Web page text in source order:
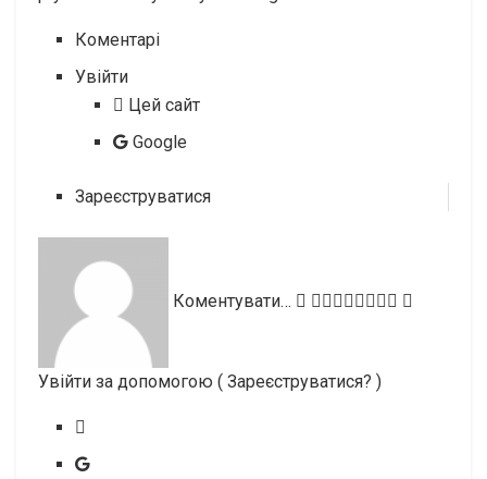
Коментарі
Увійти
Цей сайт
Google
Зареєструватися
Коментувати…
Увійти за допомогою ( Зареєструватися? )